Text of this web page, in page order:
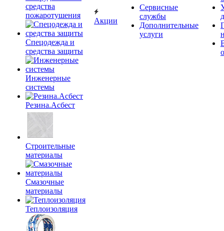
средства
пожаротушения
Спецодежда и
средства защиты
Инженерные
системы
Резина.Асбест
Строительные
материалы
Смазочные
материалы
Теплоизоляция
Акции
Сервисные
службы
Дополнительные
услуги